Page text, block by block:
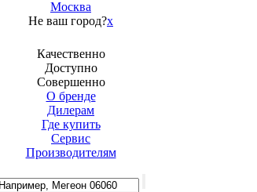
Москва
Не ваш город?x
Качественно
Доступно
Совершенно
О бренде
Дилерам
Где купить
Сервис
Производителям